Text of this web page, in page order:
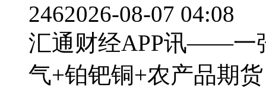
2462026-08-07 04:08
汇通财经APP讯——一
气+铂钯铜+农产品期